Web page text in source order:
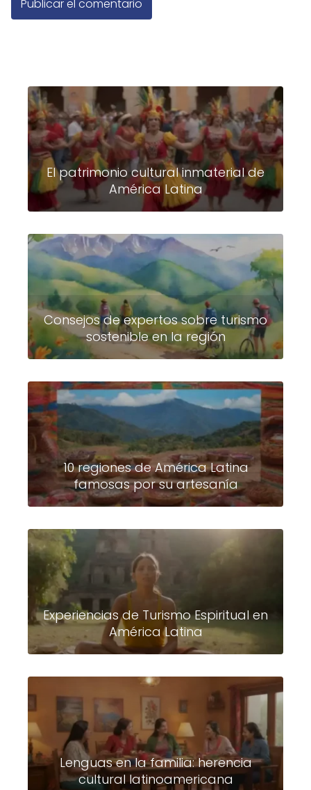
El patrimonio cultural inmaterial de
América Latina
Consejos de expertos sobre turismo
sostenible en la región
10 regiones de América Latina
famosas por su artesanía
Experiencias de Turismo Espiritual en
América Latina
Lenguas en la familia: herencia
cultural latinoamericana